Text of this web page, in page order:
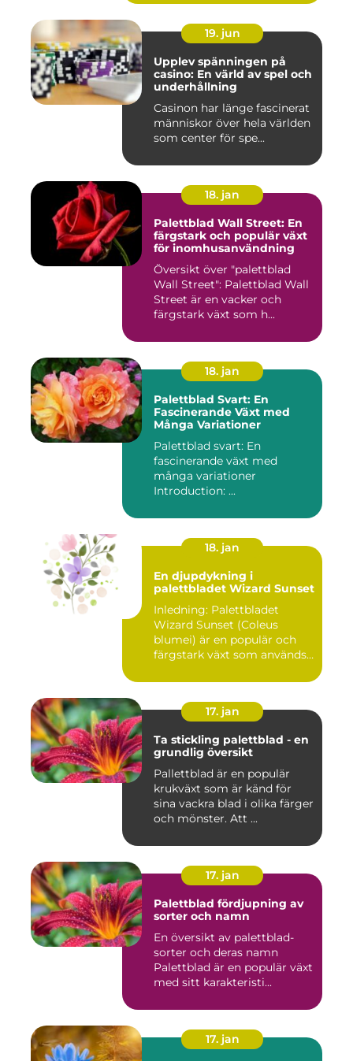
19. jun
Upplev spänningen på
casino: En värld av spel och
underhållning
Casinon har länge fascinerat
människor över hela världen
som center för spe...
18. jan
Palettblad Wall Street: En
färgstark och populär växt
för inomhusanvändning
Översikt över "palettblad
Wall Street": Palettblad Wall
Street är en vacker och
färgstark växt som h...
18. jan
Palettblad Svart: En
Fascinerande Växt med
Många Variationer
Palettblad svart: En
fascinerande växt med
många variationer
Introduction: ...
18. jan
En djupdykning i
palettbladet Wizard Sunset
Inledning: Palettbladet
Wizard Sunset (Coleus
blumei) är en populär och
färgstark växt som används
17. jan
Ta stickling palettblad - en
grundlig översikt
Pallettblad är en populär
krukväxt som är känd för
sina vackra blad i olika färger
och mönster. Att ...
17. jan
Palettblad fördjupning av
sorter och namn
En översikt av palettblad-
sorter och deras namn
Palettblad är en populär växt
med sitt karakteristi...
17. jan